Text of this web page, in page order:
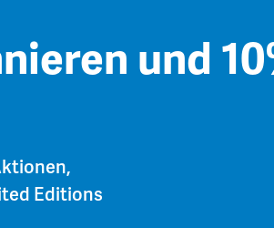
und
Editions